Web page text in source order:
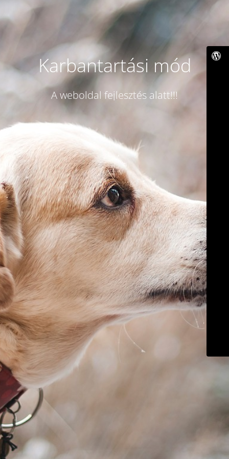
Karbantartási mód
A weboldal fejlesztés alatt!!!